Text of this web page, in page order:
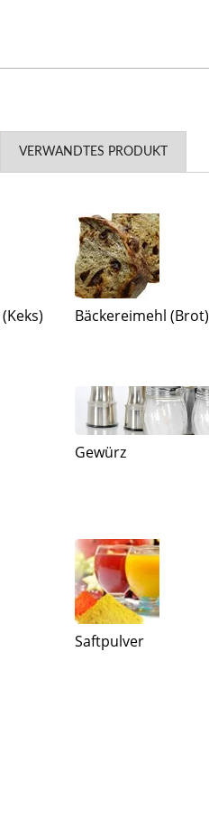
VERWANDTES PRODUKT
Bäckereimehl (Brot)
Gewürz
Saftpulver